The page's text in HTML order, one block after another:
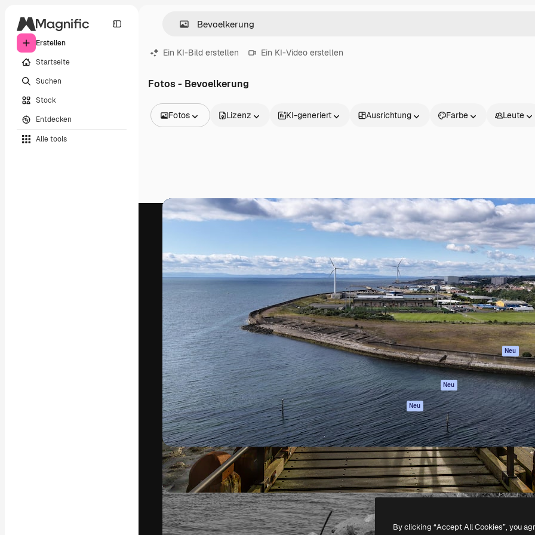
Erstellen
Startseite
Suchen
Stock
Entdecken
Alle tools
Ein KI-Bild erstellen Ein KI-Video erstellen
Fotos - Bevoelkerung
Fotos
Videos
Filmmaterial
Motion Graphics
3D-Modelle
Schriftarten
Lizenz KI-generiert Ausrichtung Farbe Leute
Die kreative Plattform, um deine beste
Arbeit zu verwirklichen. Mehr als 1 Million
Abonnenten unter Kreativen, Unternehmen,
Agenturen und Studios.
Deutsch
Produkte
Spaces
KI-Assistent
KI-Bildgenerator
KI-Videogenerator
KI-
Stimmengenerator
Stock-Inhalte
MCP für
Claude/ChatGPT
Neu
Agenten Neu
API
Mobile App
Alle Magnific-Tools
Loslegen
Academy
Dokumentation
Support
AGB
Originale Neu
Cookie-Richtlinie
Partner
Unternehmen
Copyright © 2010-2026Freepik Company S.L.U.Alle Rechte vorbehalten.
By clicking “Accept All Cookies”, you